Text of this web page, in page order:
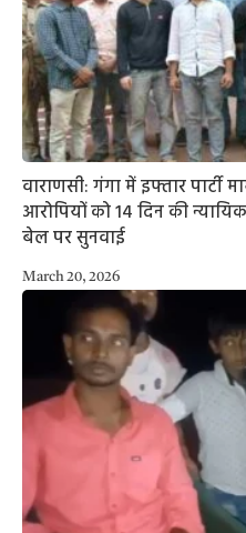
वाराणसी: गंगा में इफ्तार
आरोपियों को 14 दिन की
बेल पर सुनवाई
March 20, 2026